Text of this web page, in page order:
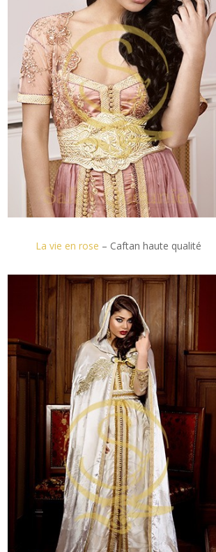
La vie en rose – Caftan haute qualité